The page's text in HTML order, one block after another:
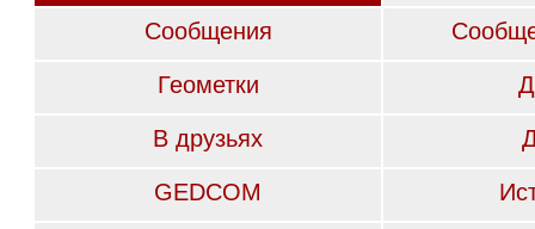
Сообщения
Геометки
В друзьях
GEDCOM